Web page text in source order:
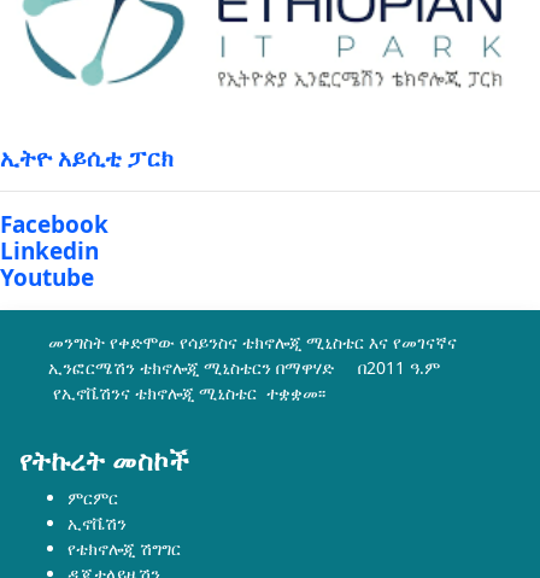
ኢትዮ አይሲቲ ፓርክ
Facebook
Linkedin
Youtube
መንግስት የቀድሞው የሳይንስና ቴክኖሎጂ ሚኒስቴር እና የመገናኛና
ኢንፎርሜሽን ቴክኖሎጂ ሚኒስቴርን በማዋሃድ በ2011 ዓ.ም
የኢኖቬሽንና ቴክኖሎጂ ሚኒስቴር ተቋቋመ፡፡
የትኩረት መስኮች
ምርምር
ኢኖቬሽን
የቴክኖሎጂ ሽግግር